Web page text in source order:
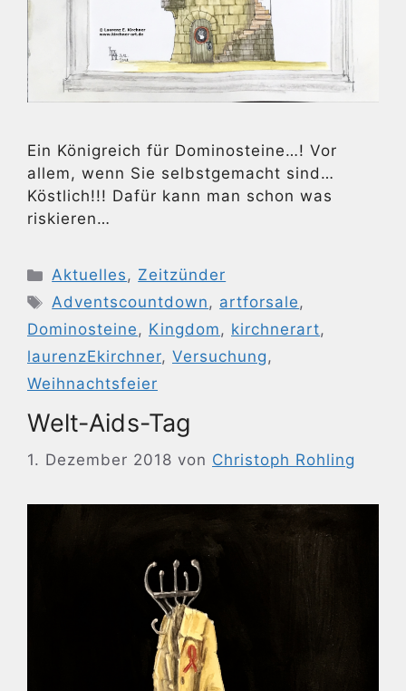
Ein Königreich für Dominosteine…! Vor
allem, wenn Sie selbstgemacht sind…
Köstlich!!! Dafür kann man schon was
riskieren…
Kategorien
Aktuelles, Zeitzünder
Schlagwörter
Adventscountdown, artforsale,
Dominosteine, Kingdom, kirchnerart,
laurenzEkirchner, Versuchung,
Weihnachtsfeier
Welt-Aids-Tag
1. Dezember 2018 von Christoph Rohling